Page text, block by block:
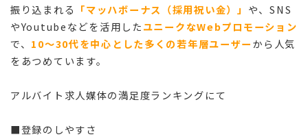
振り込まれる 「マッハボーナス（採用祝い金）」 や、SNS
やYoutubeなどを活用したユニークなWebプロモーション
で、 10～30代を中心とした多くの若年層ユーザーから人気
をあつめています。
アルバイト求人媒体の満足度ランキングにて
■登録のしやすさ